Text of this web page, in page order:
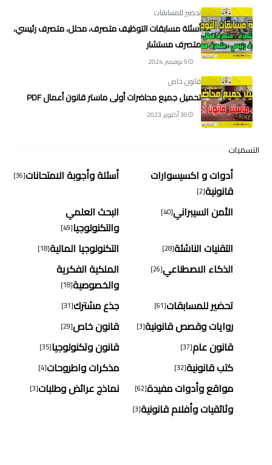
تحضير للمسابقات
أسئلة مسابقات التوظيف متصرف، محلل، متصرف رئيسي،
متصرف مستشار
5 نوفمبر, 2024
قانون خاص
تحميل جميع محاضرات أولى ماستر قانون أعمال PDF
30 أكتوبر, 2023
التسميات
أدوات و اكسيسوارات
قانونية[2]
أسئلة وأجوبة الامتحانات[36]
الأمن السيبراني[40]
البحث العلمي
والتكنولوجيا[49]
التقنيات الناشئة[28] التكنولوجيا المالية[18]
الذكاء الاصطناعي[26]
الملكية الفكرية
والخصوصية[18]
تحضير للمسابقات[61] جذع مشترك[31]
روايات وقصص قانونية[3] قانون خاص[29]
قانون عام[37] قانون وتكنولوجيا[35]
كتب قانونية[32] مذكرات واطروحات[4]
مواقع وأدوات مفيدة[62] نماذج عرائض وطلبات[3]
وثائقيات وأفلام قانونية[3]